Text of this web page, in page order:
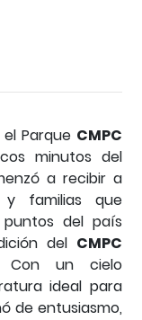
Parque CMPC
minutos del
a recibir a
y familias que
del país
del CMPC
Con un cielo
ideal para
de entusiasmo,